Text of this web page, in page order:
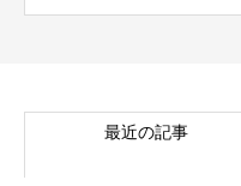
最近の記事